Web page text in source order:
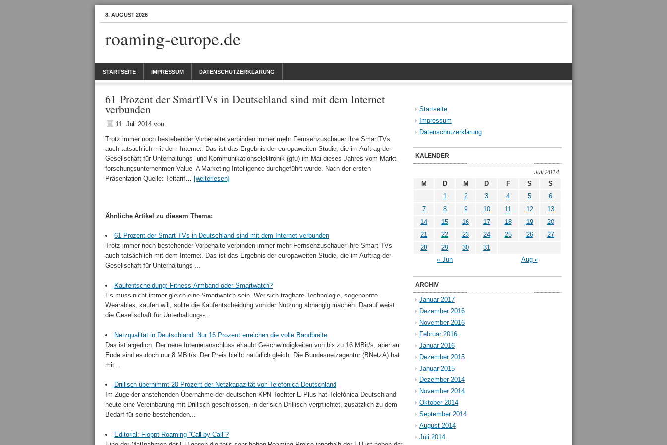
8. AUGUST 2026
roaming-europe.de
STARTSEITE IMPRESSUM DATENSCHUTZERKLÄRUNG
61 Prozent der SmartTVs in Deutschland sind mit dem Internet
verbunden
11. Juli 2014 von
Trotz immer noch bestehender Vorbehalte verbinden immer mehr Fernsehzuschauer ihre SmartTVs
auch tatsächlich mit dem Internet. Das ist das Ergebnis der europaweiten Studie, die im Auftrag der
Gesellschaft für Unterhaltungs- und Kommuni­kations­elektronik (gfu) im Mai dieses Jahres vom Markt­
forschungs­unter­nehmen Value_A Marketing Intelligence durch­ge­führt wurde. Nach der ersten
Präsentation Quelle: Teltarif… [weiterlesen]
Ähnliche Artikel zu diesem Thema:
61 Prozent der Smart-TVs in Deutschland sind mit dem Internet verbunden
Trotz immer noch bestehender Vorbehalte verbinden immer mehr Fernsehzuschauer ihre Smart-TVs
auch tatsächlich mit dem Internet. Das ist das Ergebnis der europaweiten Studie, die im Auftrag der
Gesellschaft für Unterhaltungs-...
Kaufentscheidung: Fitness-Armband oder Smartwatch?
Es muss nicht immer gleich eine Smartwatch sein. Wer sich tragbare Technologie, sogenannte
Wearables, kaufen will, sollte die Kaufentscheidung von der Nutzung abhängig machen. Darauf weist
die Gesellschaft für Unterhaltungs-...
Netz­qualität in Deutschland: Nur 16 Prozent erreichen die volle Bandbreite
Das ist ärgerlich: Der neue Inter­net­an­schluss erlaubt Ge­schwin­dig­keiten von bis zu 16 MBit/s, aber am
Ende sind es doch nur 8 MBit/s. Der Preis bleibt natürlich gleich. Die Bundesnetzagentur (BNetzA) hat
mit...
Drillisch übernimmt 20 Prozent der Netzkapazität von Telefónica Deutschland
Im Zuge der anstehenden Übernahme der deutschen KPN-Tochter E-Plus hat Telefónica Deutschland
heute eine Vereinbarung mit Drillisch geschlossen, in der sich Drillisch verpflichtet, zusätzlich zu dem
Bedarf für seine bestehenden...
Editorial: Floppt Roaming-”Call-by-Call”?
Startseite
Impressum
Datenschutzerklärung
KALENDER
Juli 2014
M D M D F S S
« Jun Aug »
1 2 3 4 5
6
7
8 9 10 11 12
13
14
15 16 17 18 19
20
21
22 23 24 25 26
27
28
29 30 31
ARCHIV
Januar 2017
Dezember 2016
November 2016
Februar 2016
Januar 2016
Dezember 2015
Januar 2015
Dezember 2014
November 2014
Oktober 2014
September 2014
August 2014
Juli 2014